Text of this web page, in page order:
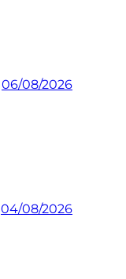
06/08/2026
04/08/2026